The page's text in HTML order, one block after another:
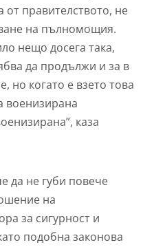
правителството, не
на пълномощия.
нещо досега така,
да продължи и за в
но когато е взето това
военизирана
каза
да не губи повече
на
за сигурност и
подобна законова